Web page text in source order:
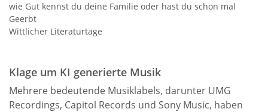
wie Gut kennst du deine Familie oder hast du schon mal
Geerbt
Wittlicher Literaturtage
Klage um KI generierte Musik
Mehrere bedeutende Musiklabels, darunter UMG
Recordings, Capitol Records und Sony Music, haben